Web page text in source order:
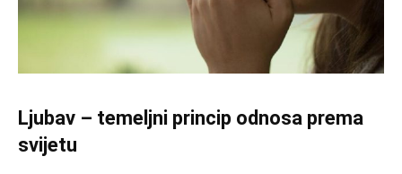
Ljubav – temeljni princip odnosa prema
svijetu